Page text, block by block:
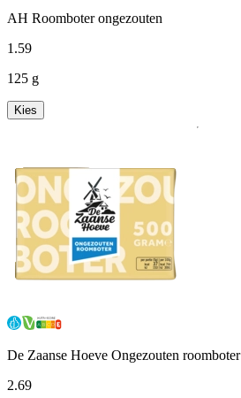
AH Roomboter ongezouten
1 .59
125 g
Kies
De Zaanse Hoeve Ongezouten roomboter
2.69